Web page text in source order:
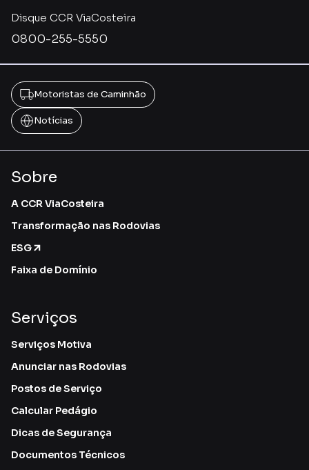
Disque CCR ViaCosteira
0800-255-5550
Motoristas de Caminhão
Notícias
Sobre
A CCR ViaCosteira
Transformação nas Rodovias
ESG
Faixa de Domínio
Serviços
Serviços Motiva
Anunciar nas Rodovias
Postos de Serviço
Calcular Pedágio
Dicas de Segurança
Documentos Técnicos